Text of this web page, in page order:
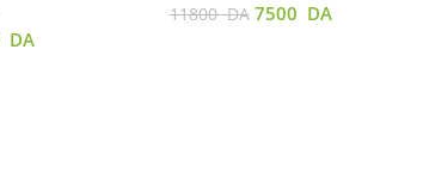
DA
11800DA 7500 DA